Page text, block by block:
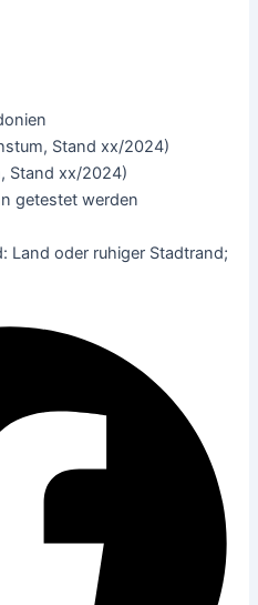
Stand xx/2024)
Stand xx/2024)
getestet werden
Land oder ruhiger Stadtrand;